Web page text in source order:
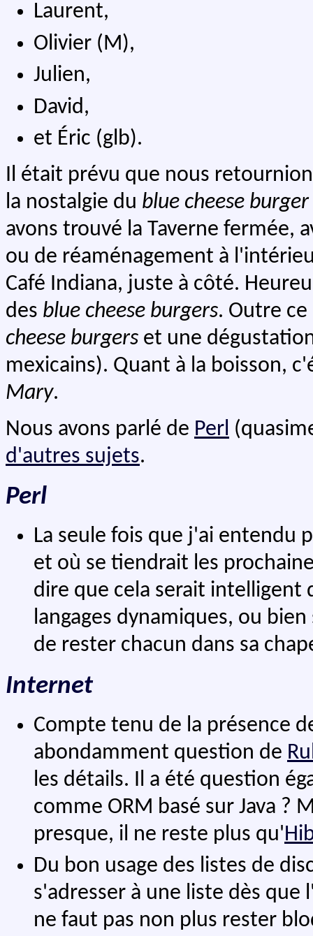
Laurent,
Olivier (M),
Julien,
David,
et Éric (glb).
Il était prévu que nous
la nostalgie du blue cheese burger
avons trouvé la Taverne fermée,
ou de réaménagement à
Café Indiana, juste à côté.
des blue cheese burgers. Outre
cheese burgers et une
mexicains). Quant à la boisson,
Mary.
Nous avons parlé de Perl
d'autres sujets.
Perl
La seule fois que j'ai entendu
et où se tiendrait les
dire que cela serait intelligent
langages dynamiques, ou
de rester chacun dans sa
Internet
Compte tenu de la présence
abondamment question de
les détails. Il a été question
comme ORM basé sur Java ?
presque, il ne reste plus qu'
Du bon usage des listes de
s'adresser à une liste dès
ne faut pas non plus rester